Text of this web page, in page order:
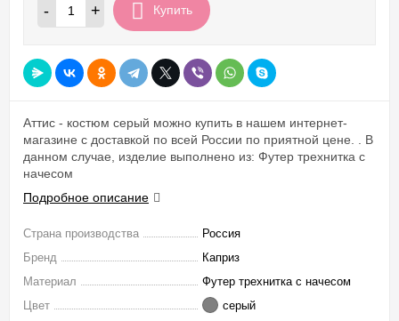
- + Купить
Аттис - костюм серый можно купить в нашем интернет-
магазине с доставкой по всей России по приятной цене. . В
данном случае, изделие выполнено из: Футер трехнитка с
начесом
Подробное описание
Страна производства
Россия
Бренд
Каприз
Материал
Футер трехнитка с начесом
Цвет
серый